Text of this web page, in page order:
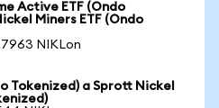
Active ETF (Ondo
Miners ETF (Ondo
NIKLon
Tokenized) a Sprott Nickel